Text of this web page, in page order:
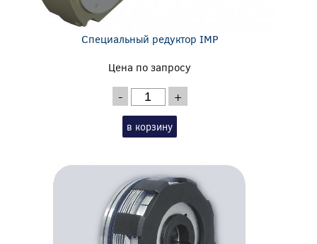
Специальный редуктор IMP
Цена по запросу
- +
в корзину